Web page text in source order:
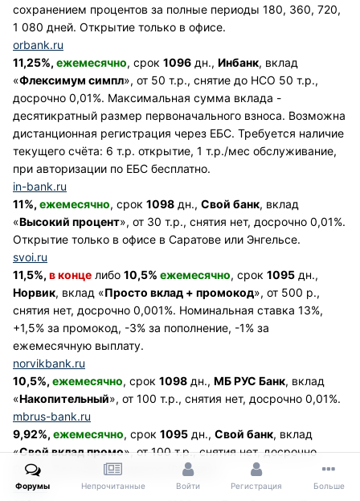
сохранением процентов за полные периоды 180, 360, 720,
1 080 дней. Открытие только в офисе.
orbank.ru
11,25%, ежемесячно, срок 1096 дн., Инбанк, вклад
«Флексимум симпл», от 50 т.р., снятие до НСО 50 т.р.,
досрочно 0,01%. Максимальная сумма вклада -
десятикратный размер первоначального взноса. Возможна
дистанционная регистрация через ЕБС. Требуется наличие
текущего счёта: 6 т.р. открытие, 1 т.р./мес обслуживание,
при авторизации по ЕБС бесплатно.
in-bank.ru
11%, ежемесячно, срок 1098 дн., Свой банк, вклад
«Высокий процент», от 30 т.р., снятия нет, досрочно 0,01%.
Открытие только в офисе в Саратове или Энгельсе.
svoi.ru
11,5%, в конце либо 10,5% ежемесячно, срок 1095 дн.,
Норвик, вклад «Просто вклад + промокод», от 500 р.,
снятия нет, досрочно 0,001%. Номинальная ставка 13%,
+1,5% за промокод, -3% за пополнение, -1% за
ежемесячную выплату.
norvikbank.ru
10,5%, ежемесячно, срок 1098 дн., МБ РУС Банк, вклад
«Накопительный», от 100 т.р., снятия нет, досрочно 0,01%.
mbrus-bank.ru
9,92%, ежемесячно, срок 1095 дн., Свой банк, вклад
«Свой вклад промо», от 100 т.р., снятия нет, досрочно
0,01%. Для новых клиентов (91 день).
svoi.ru
Форумы Непрочитанные Войти Регистрация Больше